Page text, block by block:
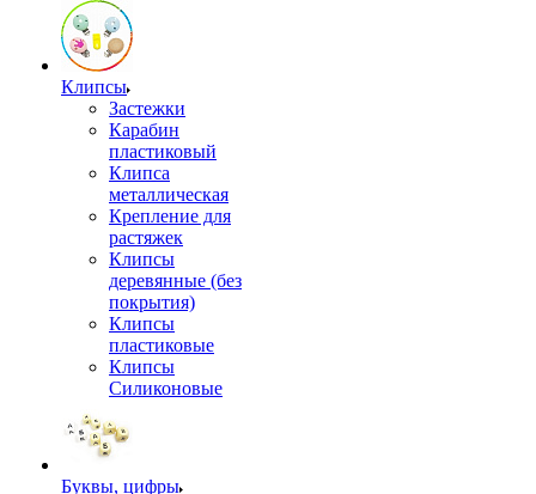
Клипсы
Застежки
Карабин
пластиковый
Клипса
металлическая
Крепление для
растяжек
Клипсы
деревянные (без
покрытия)
Клипсы
пластиковые
Клипсы
Силиконовые
Буквы, цифры